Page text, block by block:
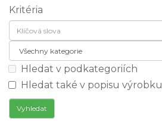
Kritéria
Hledat v podkategoriích
Hledat také v popisu výrobku